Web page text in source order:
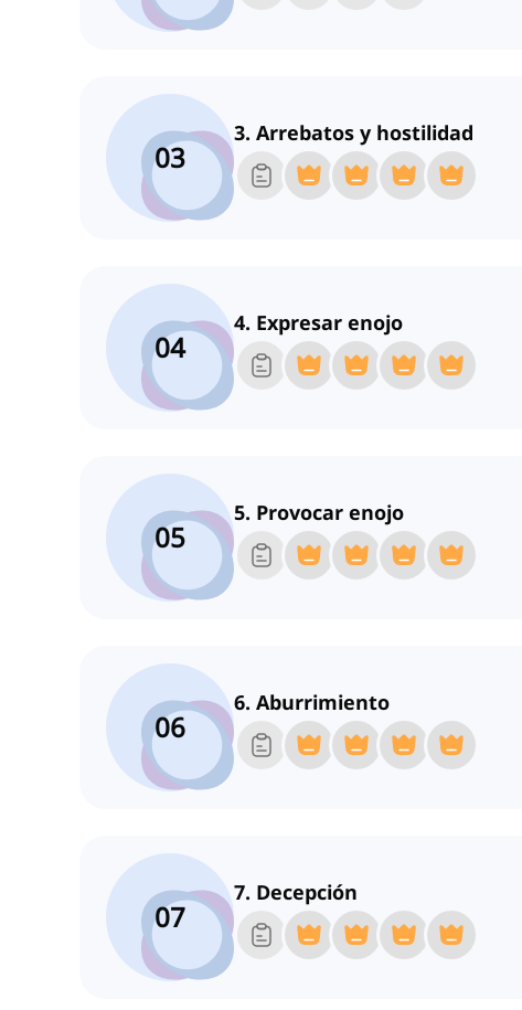
03
3. Arrebatos y hostilidad
04
4. Expresar enojo
05
5. Provocar enojo
06
6. Aburrimiento
07
7. Decepción